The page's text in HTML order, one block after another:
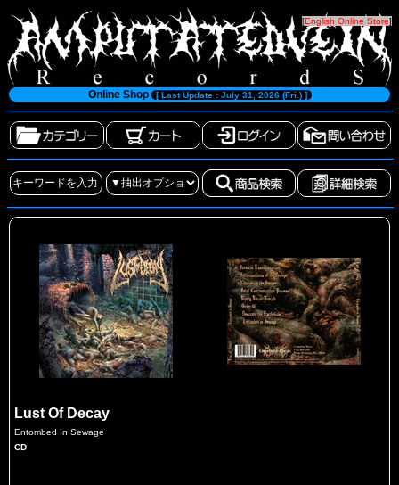
[English Online Store]
Online Shop [ Last Update : July 31, 2026 (Fri.) ]
Lust Of Decay
Entombed In Sewage
CD